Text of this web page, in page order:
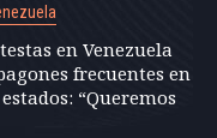
en Venezuela
frecuentes en
“Queremos